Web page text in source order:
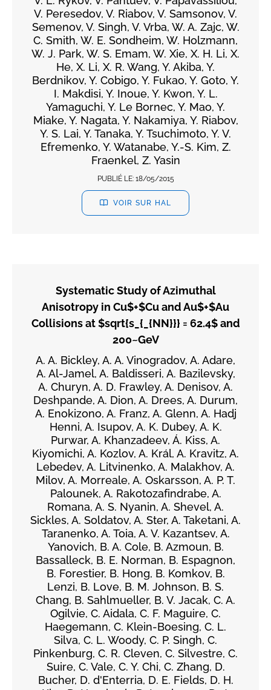
V. Peresedov, V. Riabov, V. Samsonov, V.
Semenov, V. Singh, V. Vrba, W. A. Zajc, W.
C. Smith, W. E. Sondheim, W. Holzmann,
W. J. Park, W. S. Emam, W. Xie, X. H. Li, X.
He, X. Li, X. R. Wang, Y. Akiba, Y.
Berdnikov, Y. Cobigo, Y. Fukao, Y. Goto, Y.
I. Makdisi, Y. Inoue, Y. Kwon, Y. L.
Yamaguchi, Y. Le Bornec, Y. Mao, Y.
Miake, Y. Nagata, Y. Nakamiya, Y. Riabov,
Y. S. Lai, Y. Tanaka, Y. Tsuchimoto, Y. V.
Efremenko, Y. Watanabe, Y.-S. Kim, Z.
Fraenkel, Z. Yasin
PUBLIÉ LE: 18/05/2015
VOIR SUR HAL
Systematic Study of Azimuthal
Anisotropy in Cu$+$Cu and Au$+$Au
Collisions at $sqrt{s_{_{NN}}} = 62.4$ and
200~GeV
A. A. Bickley, A. A. Vinogradov, A. Adare,
A. Al-Jamel, A. Baldisseri, A. Bazilevsky,
A. Churyn, A. D. Frawley, A. Denisov, A.
Deshpande, A. Dion, A. Drees, A. Durum,
A. Enokizono, A. Franz, A. Glenn, A. Hadj
Henni, A. Isupov, A. K. Dubey, A. K.
Purwar, A. Khanzadeev, Á. Kiss, A.
Kiyomichi, A. Kozlov, A. Král, A. Kravitz, A.
Lebedev, A. Litvinenko, A. Malakhov, A.
Milov, A. Morreale, A. Oskarsson, A. P. T.
Palounek, A. Rakotozafindrabe, A.
Romana, A. S. Nyanin, A. Shevel, A.
Sickles, A. Soldatov, A. Ster, A. Taketani, A.
Taranenko, A. Toia, A. V. Kazantsev, A.
Yanovich, B. A. Cole, B. Azmoun, B.
Bassalleck, B. E. Norman, B. Espagnon,
B. Forestier, B. Hong, B. Komkov, B.
Lenzi, B. Love, B. M. Johnson, B. S.
Chang, B. Sahlmueller, B. V. Jacak, C. A.
Ogilvie, C. Aidala, C. F. Maguire, C.
Haegemann, C. Klein-Boesing, C. L.
Silva, C. L. Woody, C. P. Singh, C.
Pinkenburg, C. R. Cleven, C. Silvestre, C.
Suire, C. Vale, C. Y. Chi, C. Zhang, D.
Bucher, D. d'Enterria, D. E. Fields, D. H.